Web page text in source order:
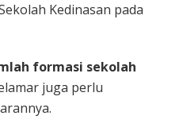
Kedinasan pada
formasi sekolah
juga perlu